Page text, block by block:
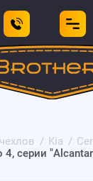
Kia
серии